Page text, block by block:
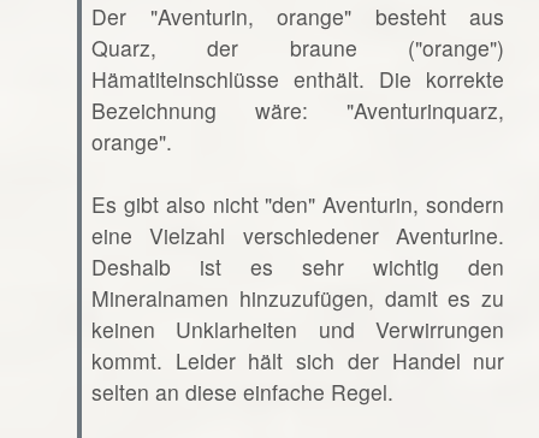
Der "Aventurin, orange" besteht aus
Quarz, der braune ("orange")
Hämatiteinschlüsse enthält. Die korrekte
Bezeichnung wäre: "Aventurinquarz,
orange".
Es gibt also nicht "den" Aventurin, sondern
eine Vielzahl verschiedener Aventurine.
Deshalb ist es sehr wichtig den
Mineralnamen hinzuzufügen, damit es zu
keinen Unklarheiten und Verwirrungen
kommt. Leider hält sich der Handel nur
selten an diese einfache Regel.